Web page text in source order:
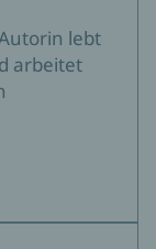
lebt
arbeitet